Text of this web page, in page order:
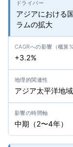
アジアにおける
ラムの拡大
+3.2%
アジア太平洋地
中期（2〜4年）